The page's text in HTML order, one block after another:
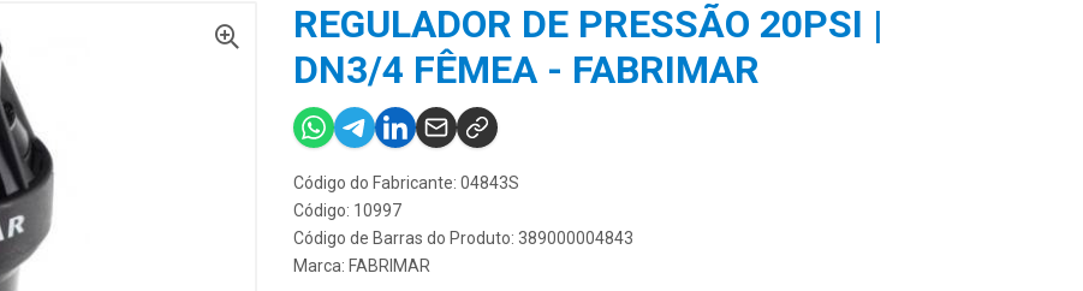
REGULADOR DE PRESSÃO 20PSI |
DN3/4 FÊMEA - FABRIMAR
Código do Fabricante: 04843S
Código: 10997
Código de Barras do Produto: 389000004843
Marca: FABRIMAR